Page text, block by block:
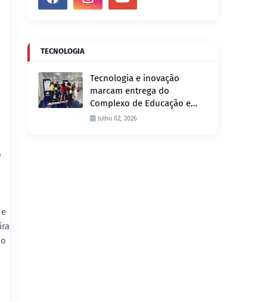
TECNOLOGIA
Tecnologia e inovação
marcam entrega do
Complexo de Educação e
Fiscalização de Trânsito
Julho 02, 2026